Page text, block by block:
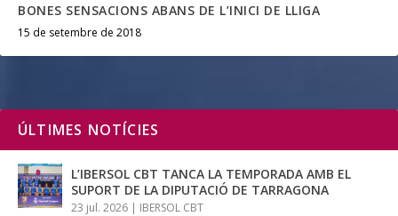
BONES SENSACIONS ABANS DE L’INICI DE LLIGA
15 de setembre de 2018
ÚLTIMES NOTÍCIES
L’IBERSOL CBT TANCA LA TEMPORADA AMB EL
SUPORT DE LA DIPUTACIÓ DE TARRAGONA
23 jul. 2026 | IBERSOL CBT